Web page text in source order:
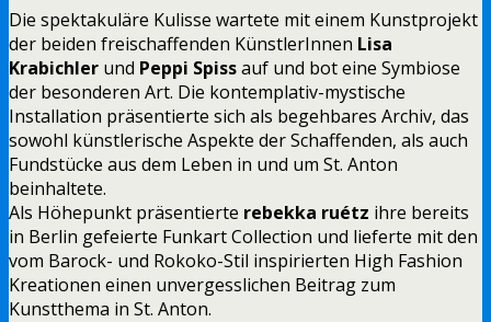
Die spektakuläre Kulisse wartete mit einem Kunstprojekt
der beiden freischaffenden KünstlerInnen Lisa
Krabichler und Peppi Spissauf und bot eine Symbiose
der besonderen Art. Die kontemplativ-mystische
Installation präsentierte sich als begehbares Archiv, das
sowohl künstlerische Aspekte der Schaffenden, als auch
Fundstücke aus dem Leben in und um St. Anton
beinhaltete.
Als Höhepunkt präsentierte rebekka ruétz ihre bereits
in Berlin gefeierte Funkart Collection und lieferte mit den
vom Barock- und Rokoko-Stil inspirierten High Fashion
Kreationen einen unvergesslichen Beitrag zum
Kunstthema in St. Anton.